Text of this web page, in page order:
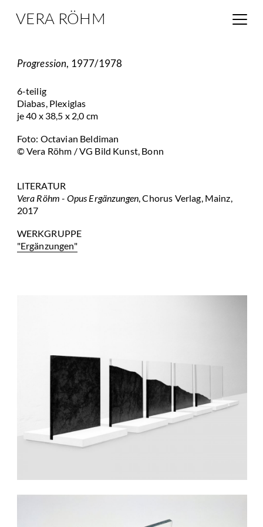
VERA RÖHM
Progression, 1977/1978
6-teilig
Diabas, Plexiglas
je 40 x 38,5 x 2,0 cm
Foto: Octavian Beldiman
© Vera Röhm / VG Bild Kunst, Bonn
LITERATUR
Vera Röhm - Opus Ergänzungen, Chorus Verlag, Mainz,
2017
WERKGRUPPE
"Ergänzungen"